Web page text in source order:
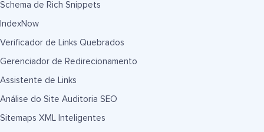
Schema de Rich Snippets
IndexNow
Verificador de Links Quebrados
Gerenciador de Redirecionamento
Assistente de Links
Análise do Site Auditoria SEO
Sitemaps XML Inteligentes